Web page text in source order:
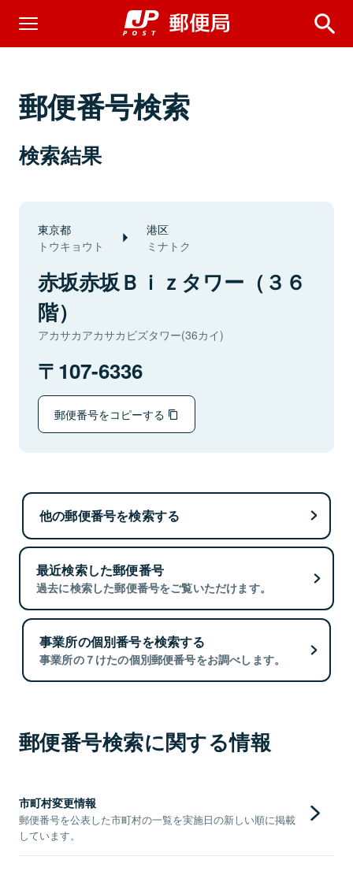
郵便番号検索
検索結果
東京都
トウキョウト
港区
ミナトク
赤坂赤坂Ｂｉｚタワー（３６
階）
アカサカアカサカビズタワー(36カイ)
107-6336
郵便番号をコピーする
他の郵便番号を検索する
最近検索した郵便番号
過去に検索した郵便番号をご覧いただけます。
事業所の個別番号を検索する
事業所の７けたの個別郵便番号をお調べします。
郵便番号検索に関する情報
市町村変更情報
郵便番号を公表した市町村の一覧を実施日の新しい順に掲載
しています。